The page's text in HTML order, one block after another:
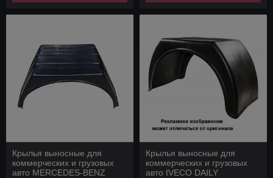
Крылья выносные для
коммерческих и грузовых
авто MERCEDES-BENZ
Крылья выносные для
коммерческих и грузовых
авто IVECO DAILY